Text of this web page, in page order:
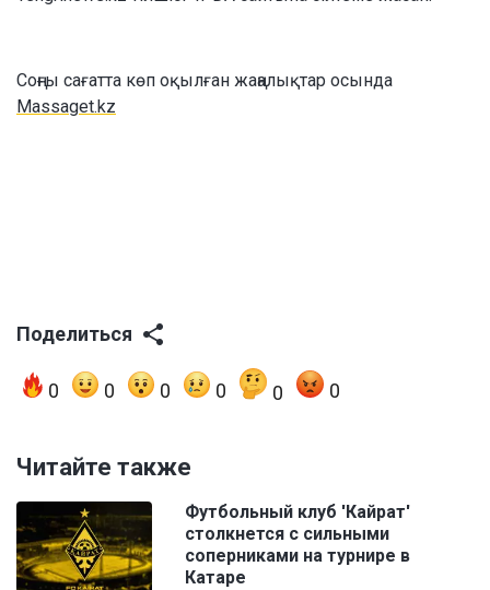
Соңғы сағатта көп оқылған жаңалықтар осында
Massaget.kz
Поделиться
0 0 0 0 0 0
Читайте также
Футбольный клуб 'Кайрат'
столкнется с сильными
соперниками на турнире в
Катаре